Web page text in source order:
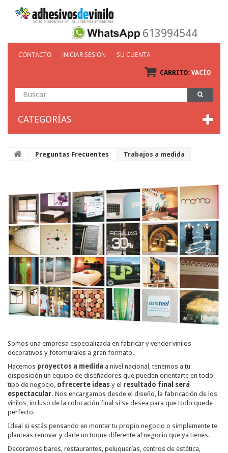
613994544
CONTACTO INICIAR SESIÓN SU CUENTA
CARRITO: VACÍO
CATEGORÍAS
Preguntas Frecuentes Trabajos a medida
Somos una empresa especializada en fabricar y vender vinilos
decorativos y fotomurales a gran formato.
Hacemos proyectos a medida a nivel nacional, tenemos a tu
disposición un equipo de diseñadores que pueden orientarte en todo
tipo de negocio, ofrecerte ideas y el resultado final será
espectacular. Nos encargamos desde el diseño, la fabricación de los
vinilos, incluso de la colocación final si se desea para que todo quede
perfecto.
Ideal si estás pensando en montar tu propio negocio o simplemente te
planteas renovar y darle un toque diferente al negocio que ya tienes.
Decoramos bares, restaurantes, peluquerías, centros de estética,